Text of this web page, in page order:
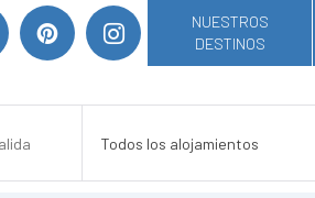
NUESTROS
DESTINOS